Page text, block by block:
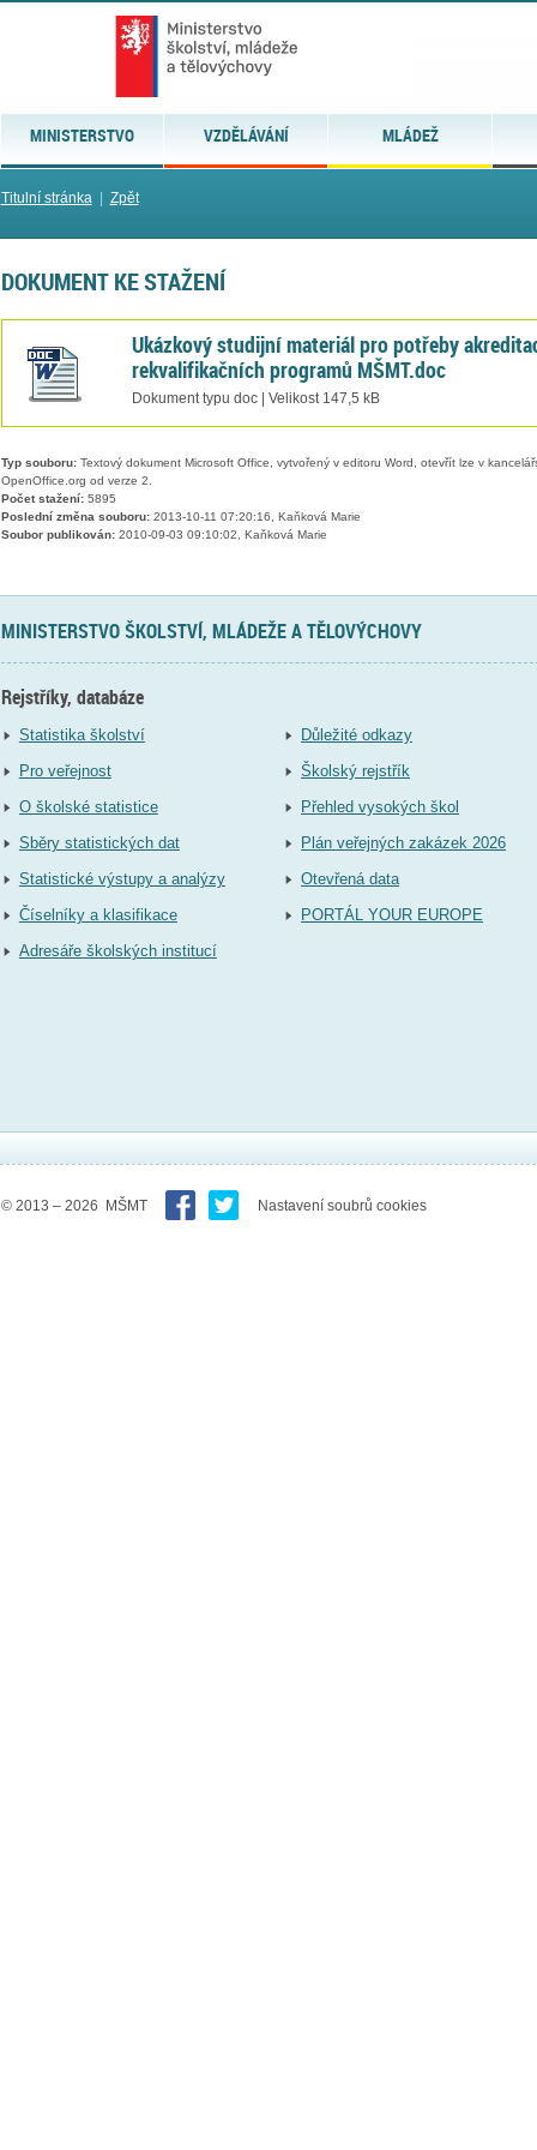
MINISTERSTVO VZDĚLÁVÁNÍ MLÁDEŽ
Titulní stránka| Zpět
DOKUMENT KE STAŽENÍ
Ukázkový studijní materiál pro potřeby
rekvalifikačních programů MŠMT.doc
Dokument typu doc | Velikost 147,5 kB
Typ souboru:Textový dokument Microsoft Office, vytvořený v editoru Word, otevřít lze v
OpenOffice.org od verze 2.
Počet stažení:5895
Poslední změna souboru:2013-10-11 07:20:16, Kaňková Marie
Soubor publikován:2010-09-03 09:10:02, Kaňková Marie
MINISTERSTVO ŠKOLSTVÍ, MLÁDEŽE A TĚLOVÝCHOVY
Rejstříky, databáze
Statistika školství
Pro veřejnost
O školské statistice
Sběry statistických dat
Statistické výstupy a analýzy
Číselníky a klasifikace
Adresáře školských institucí
Důležité odkazy
Školský rejstřík
Přehled vysokých škol
Plán veřejných zakázek 2026
Otevřená data
PORTÁL YOUR EUROPE
© 2013 – 2026 MŠMT Nastavení soubrů cookies